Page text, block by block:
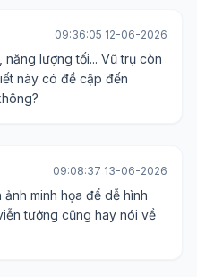
09:36:05 12-06-2026
năng lượng tối... Vũ trụ còn
này có đề cập đến
09:08:37 13-06-2026
minh họa để dễ hình
tưởng cũng hay nói về